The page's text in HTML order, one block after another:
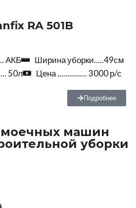
RA 501B
АКБ
Ширина уборки.....49см
50л
Цена ............... 3000 р/с
Подробнее
машин
уборки